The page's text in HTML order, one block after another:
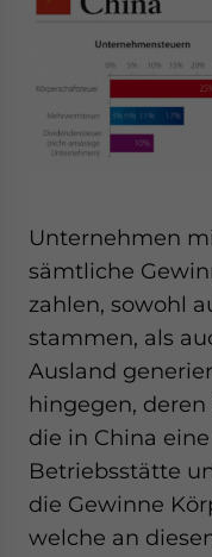
Unternehmen
sämtliche
zahlen, sowohl
stammen, als
Ausland
hingegen,
die in China
Betriebsstätte
die Gewinne
welche an